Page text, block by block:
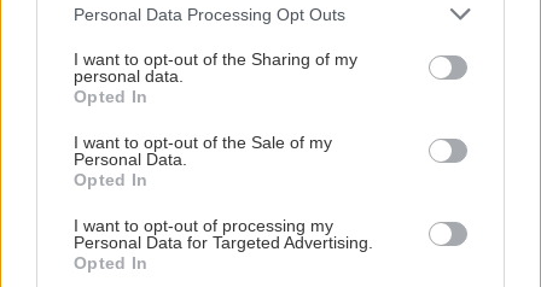
Please note that this website/app uses one or more Google
not limited to your visit or usage behaviour. You may click to
grant or deny consent to Google and its third-party tags to
use your data for below specified purposes in below Google
consent section.
Personal Data Processing Opt Outs
I want to opt-out of the Sharing of my
personal data.
Opted In
I want to opt-out of the Sale of my
Personal Data.
Opted In
I want to opt-out of processing my
Personal Data for Targeted Advertising.
Opted In
ετοιμάζεται ειδικά για τη γιορτή, να έχει την
τιμητική του. Στις εκδηλώσεις ακολουθούν
διάφορα δρώμενα στον Πέρα Γιαλό.
Δες περισσότερα εδώ.
Κάρπαθος: Δεκαπενταύγουστος στα χωριά